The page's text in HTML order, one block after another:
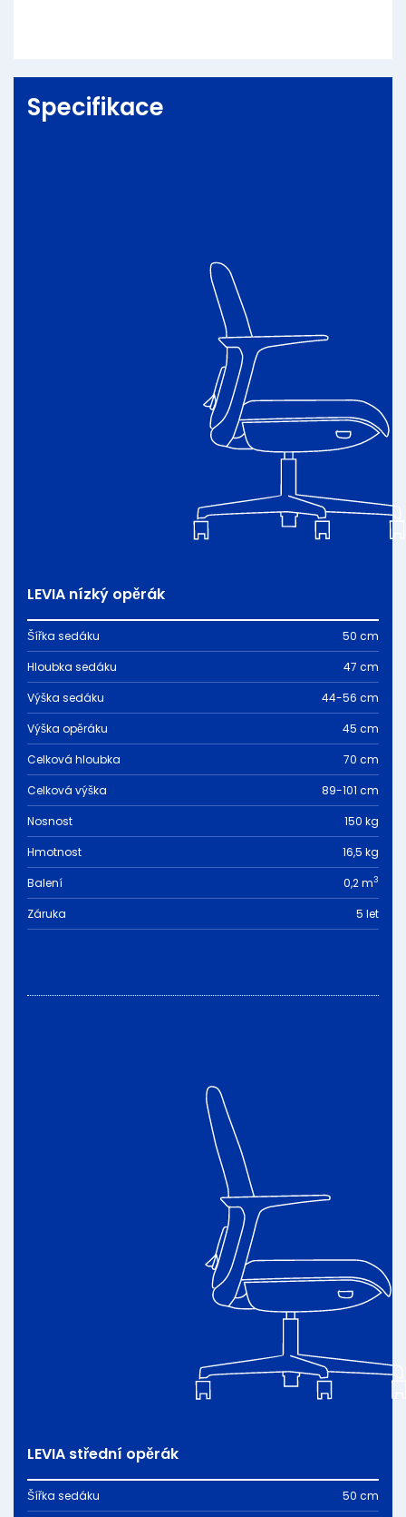
Specifikace
LEVIA nízký opěrák
Šířka sedáku
50 cm
Hloubka sedáku
47 cm
Výška sedáku
44-56 cm
Výška opěráku
45 cm
Celková hloubka
70 cm
Celková výška
89-101 cm
Nosnost
150 kg
Hmotnost
16,5 kg
Balení
0,2 m3
Záruka 5 let
LEVIA střední opěrák
Šířka sedáku
50 cm